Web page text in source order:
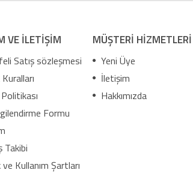
VE İLETİŞİM
Satış sözleşmesi
Formu
Takibi
Kullanım Şartları
MÜŞTERİ HİZMETLERİ
Yeni Üye
İletişim
Hakkımızda